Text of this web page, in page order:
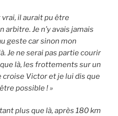
vrai, il aurait pu être
arbitre. Je n’y avais jamais
geste car sinon mon
Je ne serai pas partie courir
là, les frottements sur un
croise Victor et je lui dis que
possible ! »
plus que là, après 180 km